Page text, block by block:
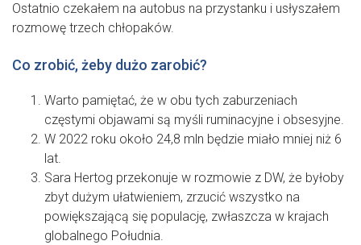
Ostatnio czekałem na autobus na przystanku i usłyszałem
rozmowę trzech chłopaków.
Co zrobić, żeby dużo zarobić?
Warto pamiętać, że w obu tych zaburzeniach
częstymi objawami są myśli ruminacyjne i obsesyjne.
W 2022 roku około 24,8 mln będzie miało mniej niż 6
lat.
Sara Hertog przekonuje w rozmowie z DW, że byłoby
zbyt dużym ułatwieniem, zrzucić wszystko na
powiększającą się populację, zwłaszcza w krajach
globalnego Południa.